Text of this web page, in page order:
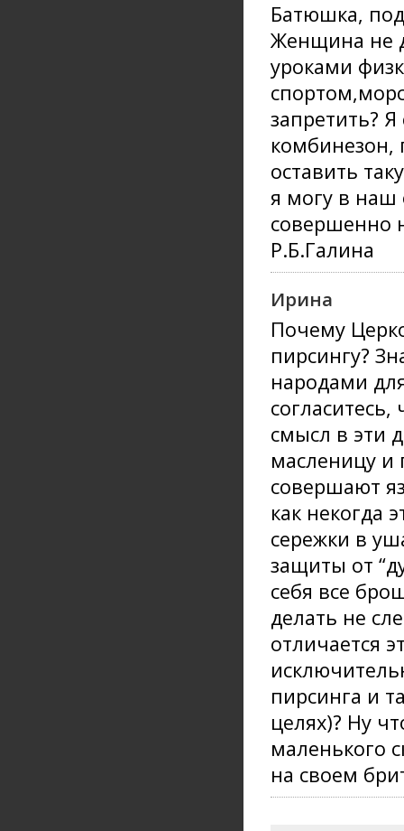
Батюшка,
Женщина не
уроками
запретить?
оставить
я могу в наш
совершенно
Р.Б.Галина
Ирина
Почему
пирсингу?
народами
смысл в эти
масленицу и
совершают
как некогда
сережки в
защиты от
себя все
делать не
отличается
пирсинга и
целях)? Ну
маленького
на своем